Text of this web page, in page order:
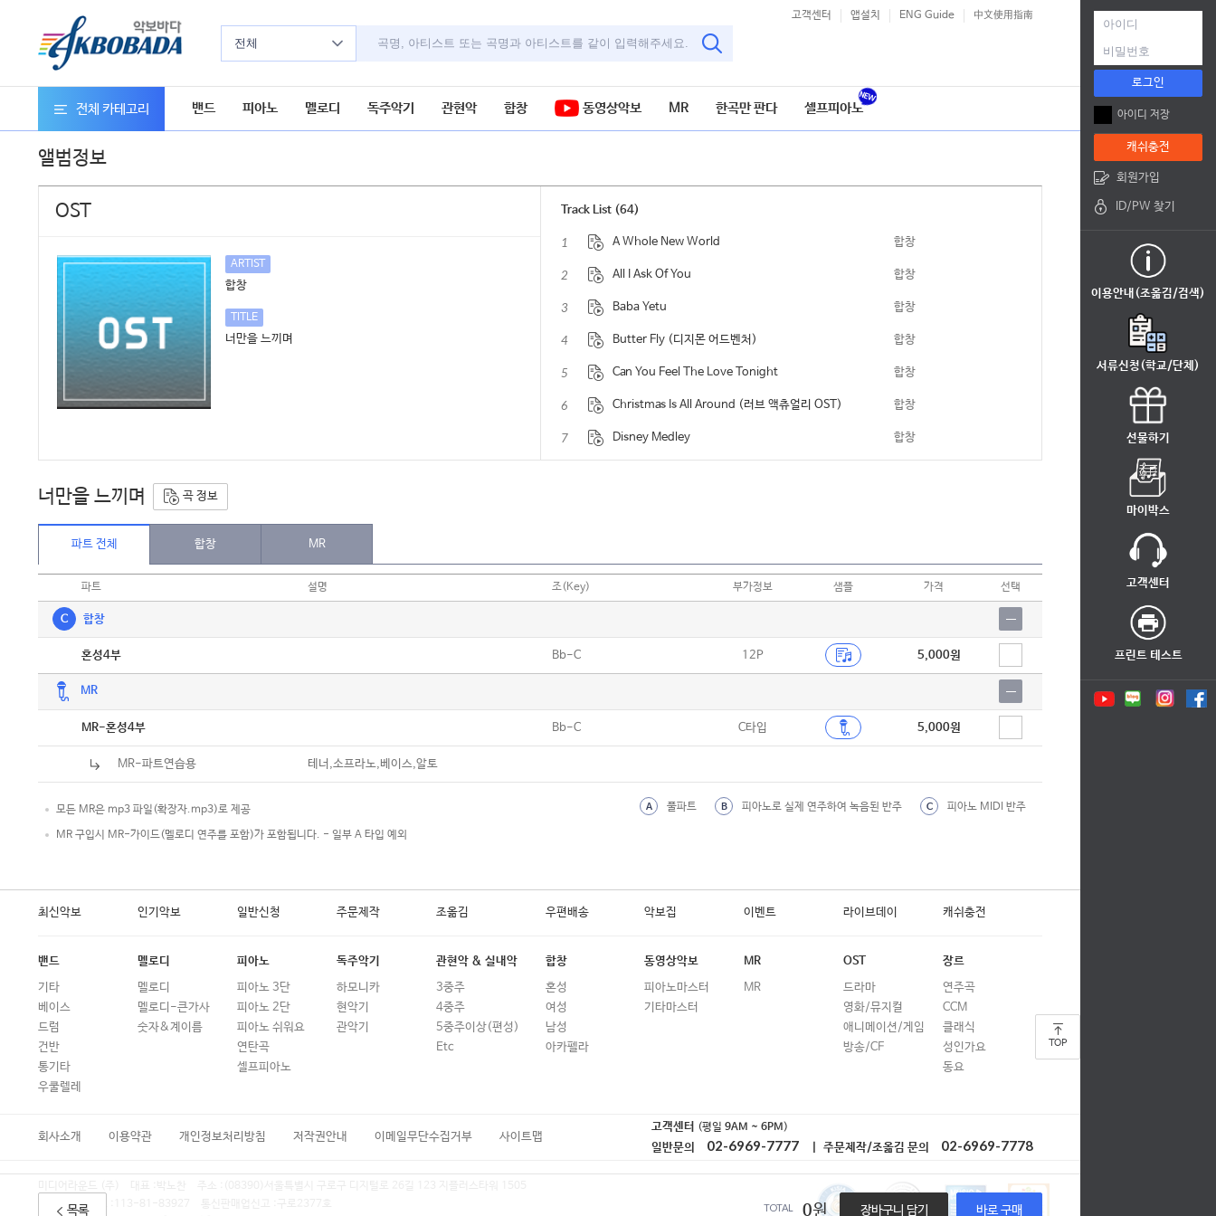
전체
고객센터 앱설치 ENG Guide 中文使用指南
전체 카테고리 밴드 피아노 멜로디 독주악기 관현악 합창 동영상악보 MR 한곡만 판다 셀프피아노
앨범정보
OST
ARTIST
합창
TITLE
너만을 느끼며
Track List (64)
1 A Whole New World 합창
2 All I Ask Of You 합창
3 Baba Yetu 합창
4 Butter Fly (디지몬 어드벤처) 합창
5 Can You Feel The Love Tonight 합창
6 Christmas Is All Around (러브 액츄얼리 OST) 합창
7 Disney Medley 합창
11 HERO (From the Film “소방관”) 합창
12 Happy Christmas (War Is Over) 합창
16
Moon River
21 My Heart Will Go On 합창
23 Oh Happy Day
24 Over The Rainbow
25 합창
26 Somewhere In My Memory (나홀로 집에 2 OST)
The Greatest Show (위대한 쇼맨 OST)
The Lion Sleeps Tonight 합창
너만을 느끼며 곡 정보
파트 전체 합창 MR
파트 설명 조(Key) 부가정보 샘플 가격 선택
C 합창
혼성4부 Bb-C 12P 5,000원
MR
MR-혼성4부 Bb-C C타입 5,000원
MR-파트연습용 테너,소프라노,베이스,알토
모든 MR은 mp3 파일(확장자.mp3)로 제공
MR 구입시 MR-가이드(멜로디 연주를 포함)가 포함됩니다. - 일부 A 타입 예외
A 풀파트 B 피아노로 실제 연주하여 녹음된 반주 C 피아노 MIDI 반주
목록 TOTAL 0원 장바구니 담기 바로 구매
최신악보 인기악보 일반신청 주문제작 조옮김 우편배송 악보집 이벤트 라이브데이 캐쉬충전
밴드
기타
베이스
드럼
건반
통기타
우쿨렐레
멜로디
멜로디
멜로디-큰가사
숫자&계이름
피아노
피아노 3단
피아노 2단
피아노 쉬워요
연탄곡
셀프피아노
독주악기
하모니카
현악기
관악기
관현악 & 실내악
3중주
4중주
5중주이상(편성)
Etc
합창
혼성
여성
남성
아카펠라
동영상악보
피아노마스터
기타마스터
MR
MR
OST
드라마
영화/뮤지컬
애니메이션/게임
방송/CF
장르
연주곡
CCM
클래식
성인가요
동요
회사소개 이용약관 개인정보처리방침 저작권안내 이메일무단수집거부 사이트맵
고객센터 (평일 9AM ~ 6PM)
일반문의 02-6969-7777 | 주문제작/조옮김 문의 02-6969-7778
사업자등록번호 :
로그인
아이디 저장
캐쉬충전
회원가입
ID/PW 찾기
이용안내(조옮김/검색)
서류신청(학교/단체)
선물하기
마이박스
고객센터
프린트 테스트
TOP